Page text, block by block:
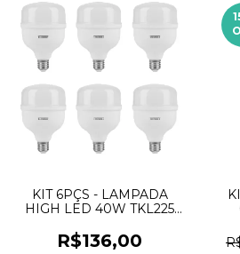
KIT 6PÇS - LAMPADA
HIGH LED 40W TKL225
R$136,00